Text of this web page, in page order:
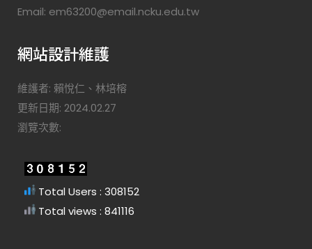
Email: em63200@email.ncku.edu.tw
網站設計維護
維護者: 賴悅仁、林培榕
更新日期: 2024.02.27
瀏覽次數:
Total Users : 308152
Total views : 841116